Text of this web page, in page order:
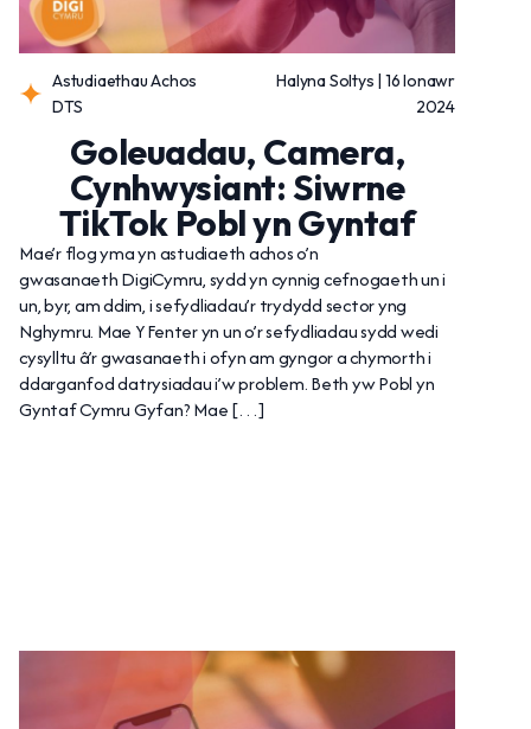
Astudiaethau Achos
DTS
Halyna Soltys | 16 Ionawr
2024
Goleuadau, Camera,
Cynhwysiant: Siwrne
TikTok Pobl yn Gyntaf
Mae’r flog yma yn astudiaeth achos o’n
gwasanaeth DigiCymru, sydd yn cynnig cefnogaeth un i
un, byr, am ddim, i sefydliadau’r trydydd sector yng
Nghymru. Mae Y Fenter yn un o’r sefydliadau sydd wedi
cysylltu â’r gwasanaeth i ofyn am gyngor a chymorth i
ddarganfod datrysiadau i’w problem. Beth yw Pobl yn
Gyntaf Cymru Gyfan? Mae […]